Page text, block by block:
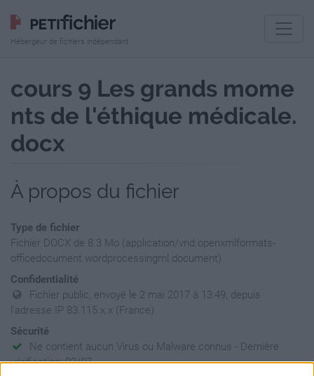
Hébergeur de fichiers indépendant
cours 9 Les grands mome
nts de l'éthique médicale.
docx
À propos du fichier
Type de fichier
Fichier DOCX de 8.3 Mo (application/vnd.openxmlformats-
officedocument.wordprocessingml.document)
Confidentialité
Fichier public, envoyé le 2 mai 2017 à 13:49, depuis
l'adresse IP 83.115.x.x (France)
Sécurité
Ne contient aucun Virus ou Malware connus - Dernière
vérification: 02/07